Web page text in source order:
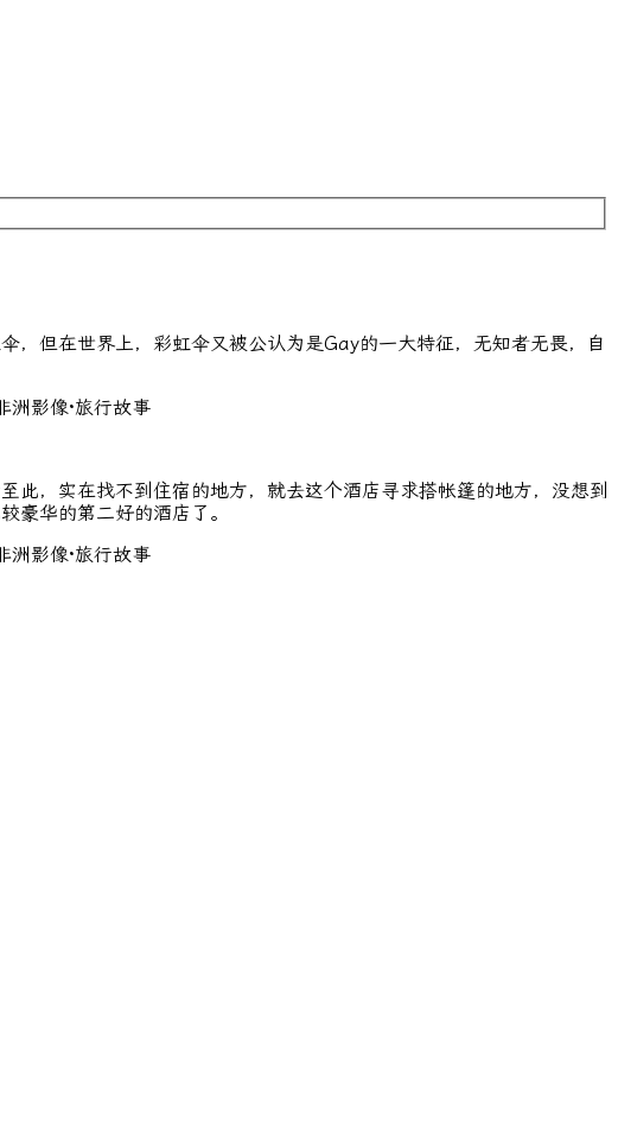
，但在世界上，彩虹伞又被公认为是Gay的一大特征，无知者无畏，自
，实在找不到住宿的地方，就去这个酒店寻求搭帐篷的地方，没想到
豪华的第二好的酒店了。